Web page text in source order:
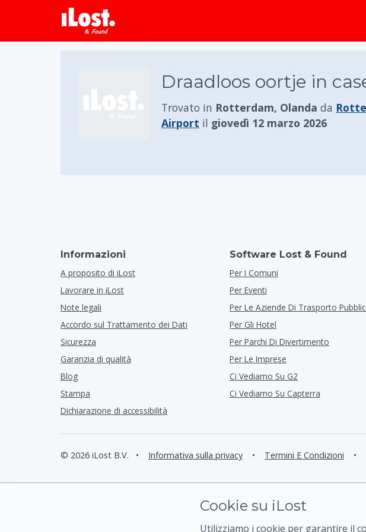
Draadloos oortje in
Trovato in Rotterdam, Olanda da
Airport il giovedì 12 marzo 2026
Informazioni
A proposito di iLost
Lavorare in iLost
Note legali
Accordo sul Trattamento dei Dati
Sicurezza
Garanzia di qualità
Blog
Stampa
Dichiarazione di accessibilità
Software Lost & Found
Per I Comuni
Per Eventi
Per Le Aziende Di Trasporto
Per Gli Hotel
Per Parchi Di Divertimento
Per Le Imprese
Ci Vediamo Su G2
Ci Vediamo Su Capterra
© 2026 iLost B.V. • Informativa sulla privacy • Termini E Condizioni •
Cookie su iLost
Utilizziamo i cookie per garantire il